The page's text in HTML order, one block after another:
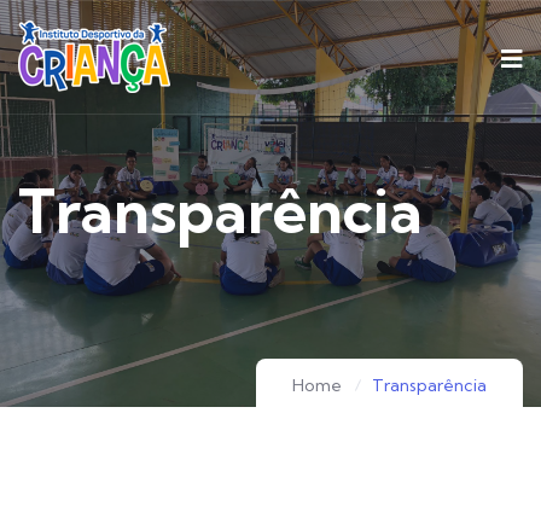
Transparência
Home Transparência